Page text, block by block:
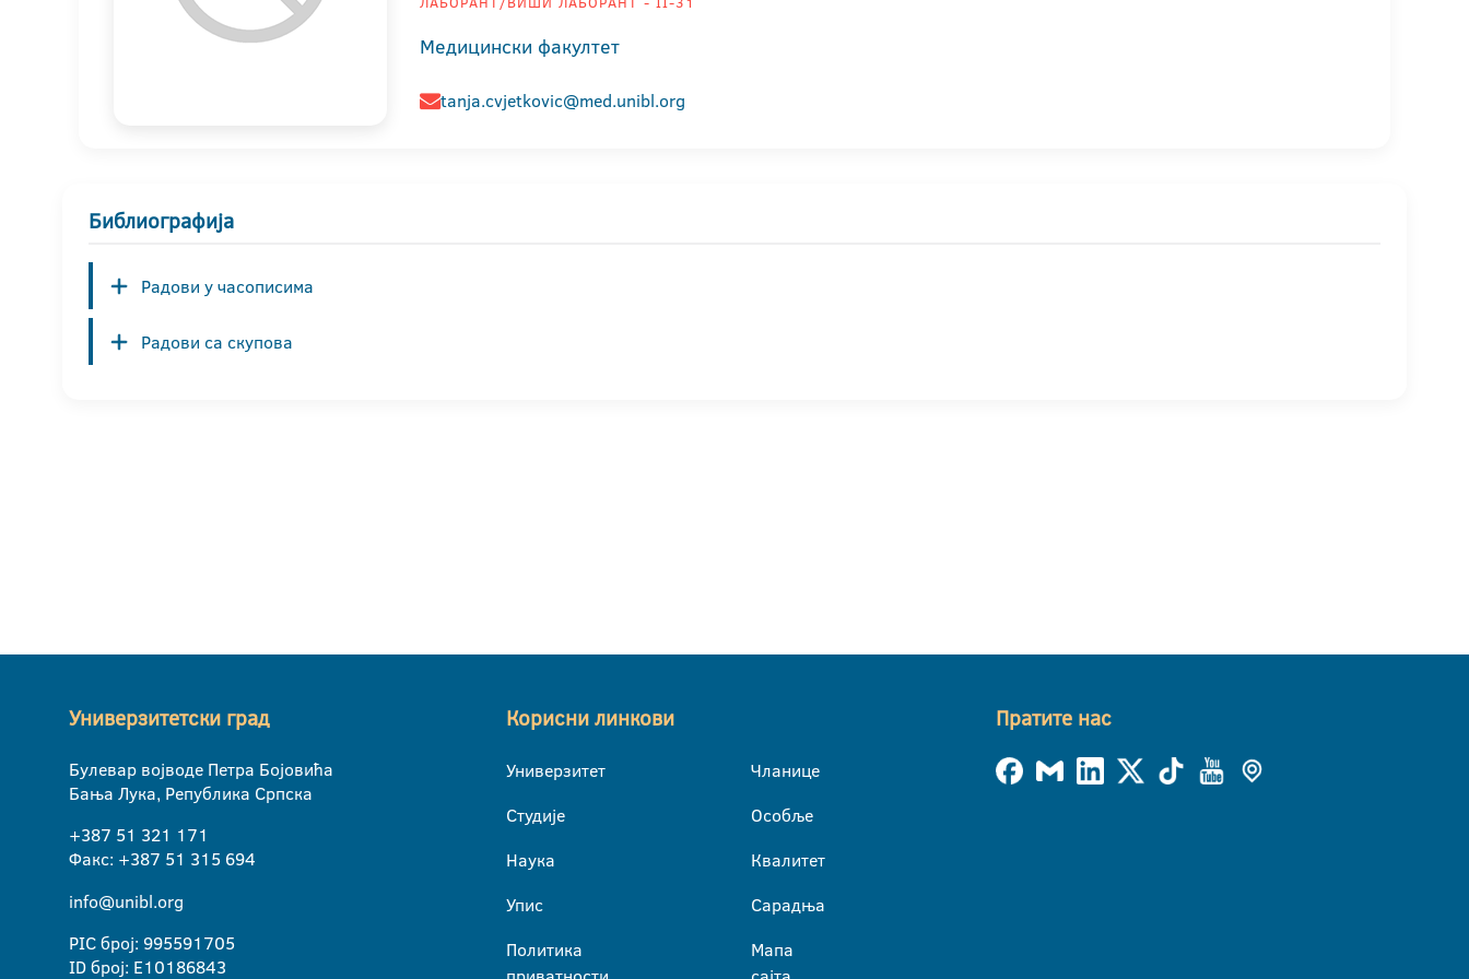
Медицински факултет
tanja.cvjetkovic@med.unibl.org
Библиографија
Радови у часописима
Радови са скупова
Универзитетски град
Булевар војводе Петра Бојовића
Бања Лука, Република Српска
+387 51 321 171
Факс: +387 51 315 694
info@unibl.org
PIC број: 995591705
ID број: E10186843
Корисни линкови
Универзитет
Студије
Наука
Упис
Политика
Чланице
Особље
Квалитет
Сарадња
Мапа
Пратите нас